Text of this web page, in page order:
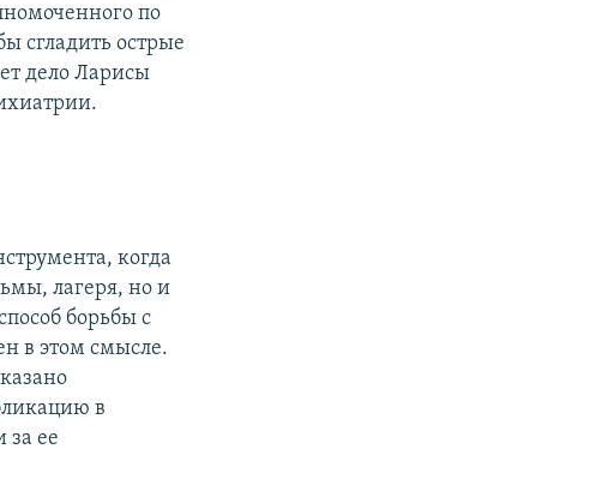
по
сгладить острые
дело Ларисы
когда
лагеря, но и
борьбы с
в этом смысле.
в
за ее